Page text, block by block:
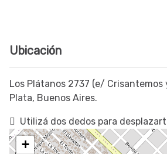
Ubicación
Los Plátanos 2737 (e/ Crisantemos
Plata, Buenos Aires.
Utilizá dos dedos para
+